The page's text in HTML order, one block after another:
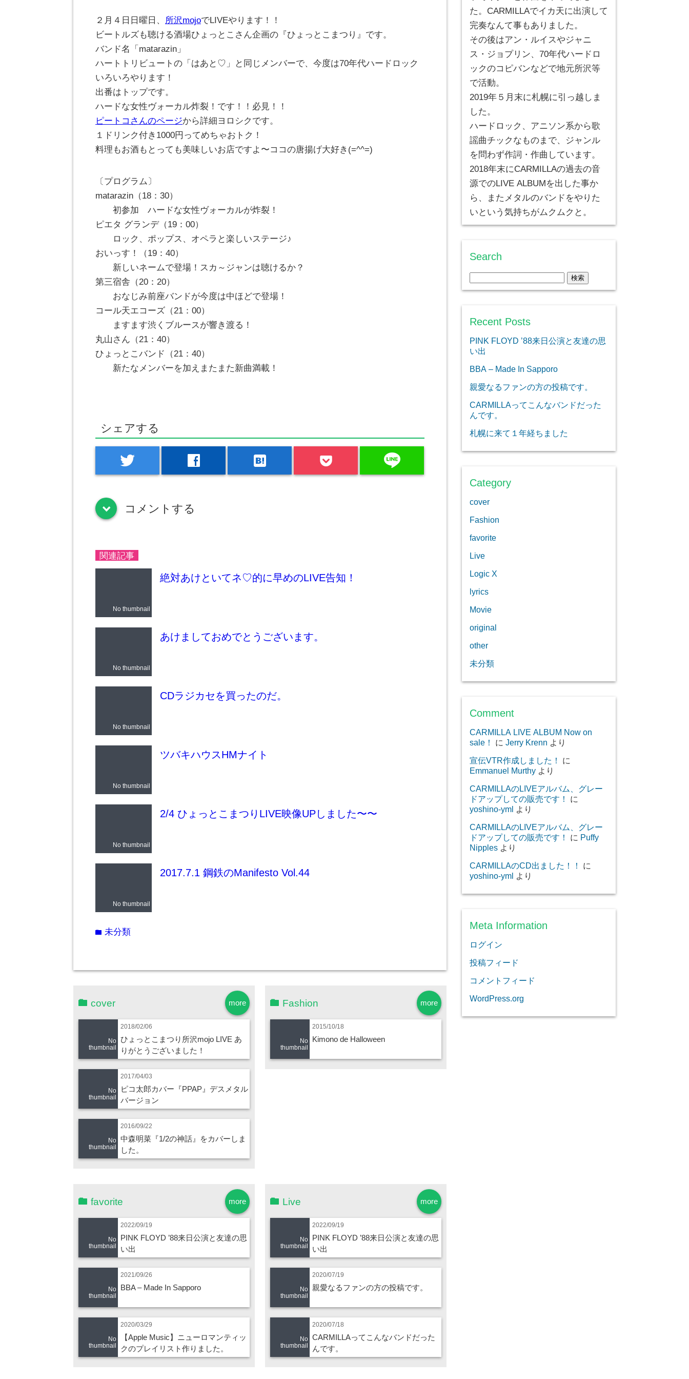
２月４日日曜日、 所沢mojoでLIVEやります！！
ビートルズも聴ける酒場ひょっとこさん企画の『ひょっとこまつり』です。
バンド名「matarazin」
ハートトリビュートの「はあと♡」と同じメンバーで、今度は70年代ハードロック
いろいろやります！
出番はトップです。
ハードな女性ヴォーカル炸裂！です！！必見！！
ピートコさんのページから詳細ヨロシクです。
１ドリンク付き1000円ってめちゃおトク！
料理もお酒もとっても美味しいお店ですよ〜ココの唐揚げ大好き(=^^=)
〔プログラム〕
matarazin（18：30）
初参加 ハードな女性ヴォーカルが炸裂！
ピエタ グランデ（19：00）
ロック、ポップス、オペラと楽しいステージ♪
おいっす！（19：40）
新しいネームで登場！スカ～ジャンは聴けるか？
第三宿舎（20：20）
おなじみ前座バンドが今度は中ほどで登場！
コール天エコーズ（21：00）
ますます渋くブルースが響き渡る！
丸山さん（21：40）
ひょっとこバンド（21：40）
新たなメンバーを加えまたまた新曲満載！
シェアする
twitter facebook hatenabookmark line
down コメントする
関連記事
No thumbnail
絶対あけといてネ♡的に早めのLIVE告知！
No thumbnail
あけましておめでとうございます。
No thumbnail
CDラジカセを買ったのだ。
No thumbnail
ツバキハウスHMナイト
No thumbnail
2/4 ひょっとこまつりLIVE映像UPしました〜〜
No thumbnail
2017.7.1 鋼鉄のManifesto Vol.44
folder 未分類
more
cover
No
thumbnail
2018/02/06
ひょっとこまつり所沢mojo LIVE あ
りがとうございました！
No
thumbnail
2017/04/03
ピコ太郎カバー『PPAP』デスメタル
バージョン
No
thumbnail
2016/09/22
中森明菜『1/2の神話』をカバーしま
した。
more
Fashion
No
thumbnail
2015/10/18
Kimono de Halloween
more
favorite
No
thumbnail
2022/09/19
PINK FLOYD ’88来日公演と友達の思
い出
No
thumbnail
2021/09/26
BBA – Made In Sapporo
No
thumbnail
2020/03/29
【Apple Music】ニューロマンティッ
クのプレイリスト作りました。
more
Live
No
thumbnail
2022/09/19
PINK FLOYD ’88来日公演と友達の思
い出
No
thumbnail
2020/07/19
親愛なるファンの方の投稿です。
No
thumbnail
2020/07/18
CARMILLAってこんなバンドだった
んです。
た。CARMILLAでイカ天に出演して
完奏なんて事もありました。
その後はアン・ルイスやジャニ
ス・ジョプリン、70年代ハードロ
ックのコピバンなどで地元所沢等
で活動。
2019年５月末に札幌に引っ越しま
した。
ハードロック、アニソン系から歌
謡曲チックなものまで、ジャンル
を問わず作詞・作曲しています。
2018年末にCARMILLAの過去の音
源でのLIVE ALBUMを出した事か
ら、またメタルのバンドをやりた
いという気持ちがムクムクと。
Search
索:
Recent Posts
PINK FLOYD ’88来日公演と友達の思
い出
BBA – Made In Sapporo
親愛なるファンの方の投稿です。
CARMILLAってこんなバンドだった
んです。
札幌に来て１年経ちました
Category
cover
Fashion
favorite
Live
Logic X
lyrics
Movie
original
other
未分類
Comment
CARMILLA LIVE ALBUM Now on
sale！
に Jerry Krenn より
宣伝VTR作成しました！
に
Emmanuel Murthy より
CARMILLAのLIVEアルバム、グレー
ドアップしての販売です！
に
yoshino-yml より
CARMILLAのLIVEアルバム、グレー
ドアップしての販売です！
に Puffy
Nipples より
CARMILLAのCD出ました！！
に
yoshino-yml より
Meta Information
ログイン
投稿フィード
コメントフィード
WordPress.org